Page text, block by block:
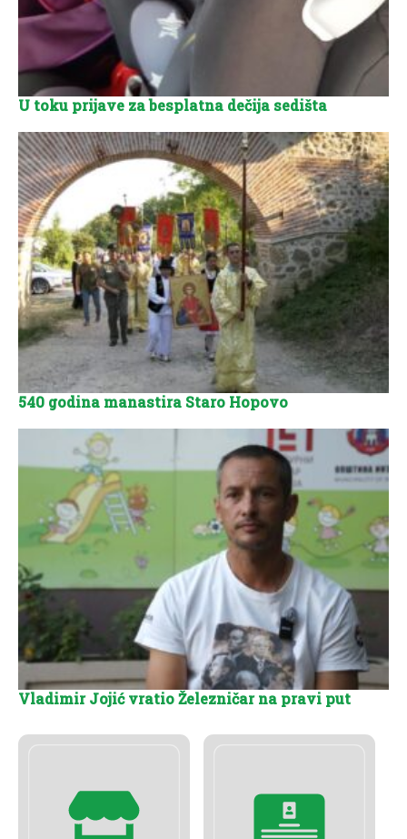
U toku prijave za besplatna dečija sedišta
540 godina manastira Staro Hopovo
Vladimir Jojić vratio Železničar na pravi put